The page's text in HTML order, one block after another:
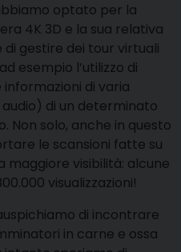
optato per la
4K 3D e la sua relativa
gestire dei tour virtuali
esempio l’utilizzo di
di varia
di un determinato
Non solo, anche in questo
le scansioni fatte su
maggiore visibilità: alcune
visualizzazioni!
di incontrare
in carne e ossa